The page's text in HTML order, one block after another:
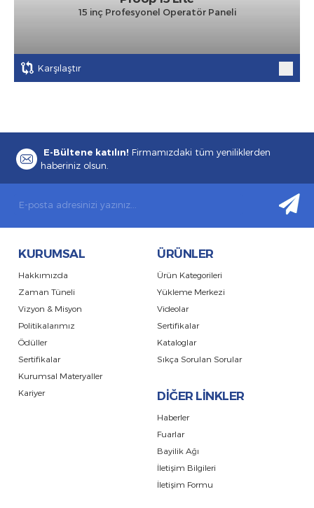
15 inç Profesyonel Operatör Paneli
Karşılaştır
E-Bültene katılın! Firmamızdaki tüm yeniliklerden
haberiniz olsun.
KURUMSAL
Hakkımızda
Zaman Tüneli
Vizyon & Misyon
Politikalarımız
Ödüller
Sertifikalar
Kurumsal Materyaller
Kariyer
ÜRÜNLER
Ürün Kategorileri
Yükleme Merkezi
Videolar
Sertifikalar
Kataloglar
Sıkça Sorulan Sorular
DİĞER LİNKLER
Haberler
Fuarlar
Bayilik Ağı
İletişim Bilgileri
İletişim Formu